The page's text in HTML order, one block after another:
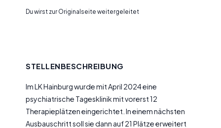
Du wirst zur Originalseite weitergeleitet
STELLENBESCHREIBUNG
Im LK Hainburg wurde mit April 2024 eine
psychiatrische Tagesklinik mit vorerst 12
Therapieplätzen eingerichtet. In einem nächsten
Ausbauschritt soll sie dann auf 21 Plätze erweitert